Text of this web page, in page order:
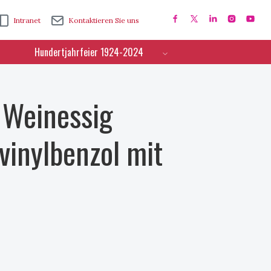
Intranet Kontaktieren Sie uns
Hundertjahrfeier 1924-2024
mit